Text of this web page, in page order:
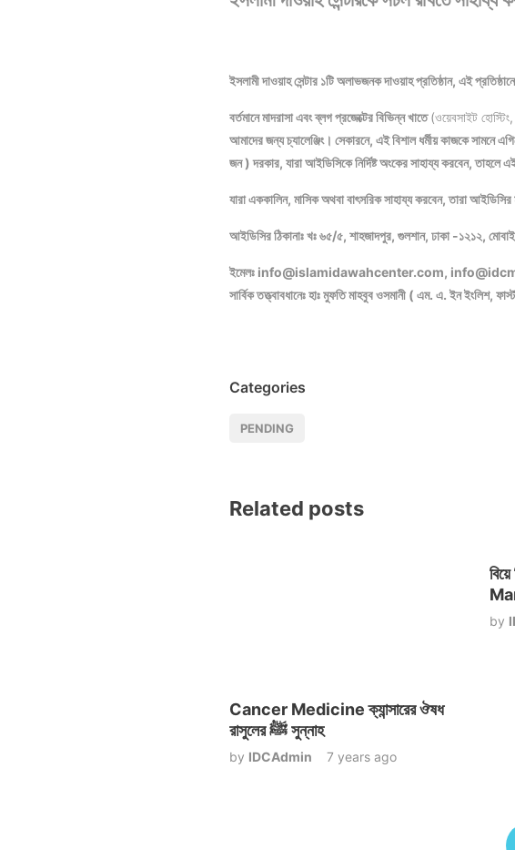
ইসলামী দাওয়াহ সেন্টার ১টি অলাভজনক দাওয়াহ প্রতিষ্ঠান, এই
বর্তমানে মাদরাসা এবং ব্লগ প্রজেক্টের বিভিন্ন খাতে(ওয়েবসাইট
আমাদের জন্য চ্যালেঞ্জিং। সেকারনে, এই বিশাল ধর্মীয় কাজকে
জন ) দরকার, যারা আইডিসিকে নির্দিষ্ট অংকের সাহায্য করবেন,
যারা এককালিন, মাসিক অথবা বাৎসরিক সাহায্য করবেন, তারা
আইডিসির ঠিকানাঃ খঃ ৬৫/৫, শাহজাদপুর, গুলশান, ঢাকা -
ইমেলঃ info@islamidawahcenter.com,
সার্বিক তত্ত্বাবধানেঃ হাঃ মুফতি মাহবুব ওসমানী ( এম. এ. ইন ইংলিশ,
Categories
PENDING
Related posts
Cancer Medicine ক্যান্সারের ঔষধ
রাসুলের ﷺ সুন্নাহ
by IDCAdmin 7 years ago
by